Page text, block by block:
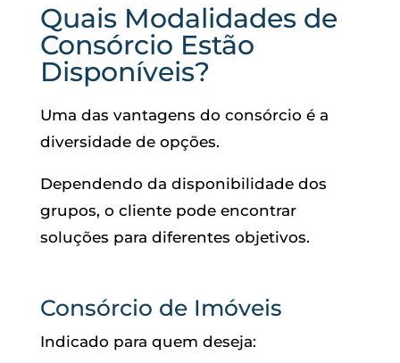
Quais Modalidades de
Consórcio Estão
Disponíveis?
Uma das vantagens do consórcio é a
diversidade de opções.
Dependendo da disponibilidade dos
grupos, o cliente pode encontrar
soluções para diferentes objetivos.
Consórcio de Imóveis
Indicado para quem deseja: